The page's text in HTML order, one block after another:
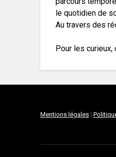
le quotidien de
Au travers des
Pour les
Mentions légales |